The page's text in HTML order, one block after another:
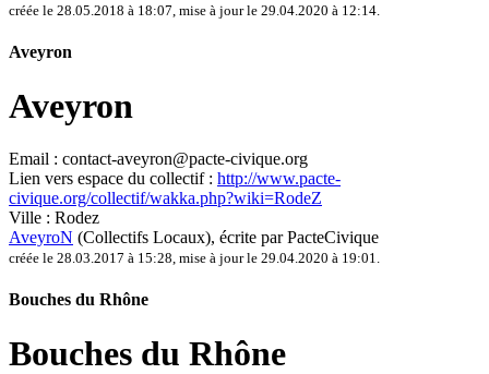
créée le 28.05.2018 à 18:07 mise à jour le 29.04.2020 à 12:14
Aveyron
Aveyron
Email : contact-aveyron@pacte-civique.org
Lien vers espace du collectif : http://www.pacte-
civique.org/collectif/wakka.php?wiki=RodeZ
Ville : Rodez
AveyroN (Collectifs Locaux), écrite par PacteCivique
créée le 28.03.2017 à 15:28, mise à jour le 29.04.2020 à 19:01.
Bouches du Rhône
Bouches du Rhône